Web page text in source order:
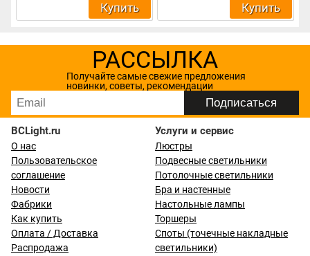
Купить Купить
РАССЫЛКА
Получайте самые свежие предложения
новинки, советы, рекомендации
BCLight.ru
О нас
Пользовательское
соглашение
Новости
Фабрики
Как купить
Оплата / Доставка
Распродажа
Услуги и сервис
Люстры
Подвесные светильники
Потолочные светильники
Бра и настенные
Настольные лампы
Торшеры
Споты (точечные накладные
светильники)